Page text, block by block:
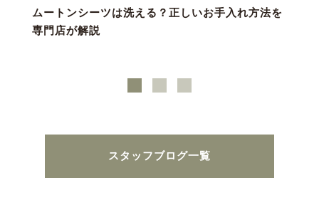
ムートンシーツは洗える？正しいお手入れ方法を
専門店が解説
スタッフブログ一覧